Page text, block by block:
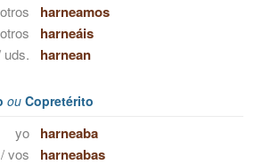
harneamos
harneáis
uds. harnean
ou Copretérito
yo harneaba
vos harneabas